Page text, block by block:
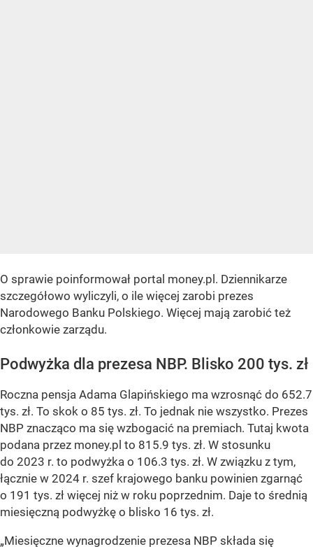
O sprawie poinformował portal money.pl. Dziennikarze
szczegółowo wyliczyli, o ile więcej zarobi prezes
Narodowego Banku Polskiego. Więcej mają zarobić też
członkowie zarządu.
Podwyżka dla prezesa NBP. Blisko 200 tys. zł
Roczna pensja Adama Glapińskiego ma wzrosnąć do 652.7
tys. zł. To skok o 85 tys. zł. To jednak nie wszystko. Prezes
NBP znacząco ma się wzbogacić na premiach. Tutaj kwota
podana przez money.pl to 815.9 tys. zł. W stosunku
do 2023 r. to podwyżka o 106.3 tys. zł. W związku z tym,
łącznie w 2024 r. szef krajowego banku powinien zgarnąć
o 191 tys. zł więcej niż w roku poprzednim. Daje to średnią
miesięczną podwyżkę o blisko 16 tys. zł.
„Miesięczne wynagrodzenie prezesa NBP składa się